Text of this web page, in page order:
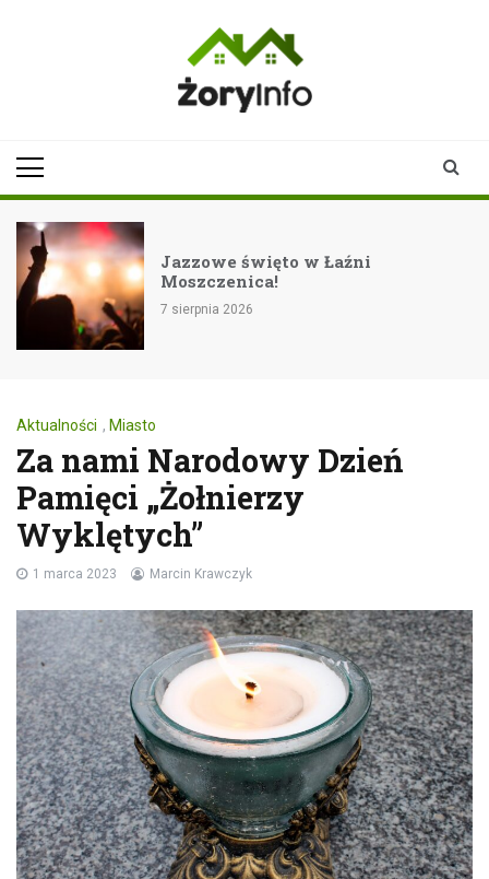
Jazzowe święto w Łaźni
Moszczenica!
7 sierpnia 2026
Aktualności , Miasto
Za nami Narodowy Dzień
Pamięci „Żołnierzy
Wyklętych”
1 marca 2023 Marcin Krawczyk